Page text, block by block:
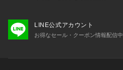
LINE公式アカウント
お得なセール・クーポン情報配信中